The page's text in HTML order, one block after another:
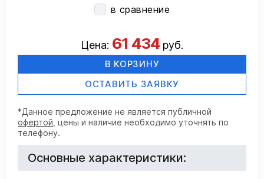
в сравнение
Цена: 61 434 руб.
В КОРЗИНУ
ОСТАВИТЬ ЗАЯВКУ
*Данное предложение не является публичной
офертой , цены и наличие необходимо уточнять по
телефону.
Основные характеристики: